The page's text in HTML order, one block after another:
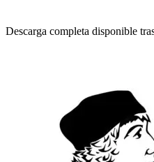
Descarga completa disponible